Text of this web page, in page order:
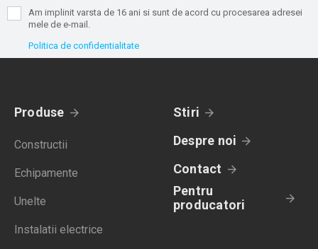
Am implinit varsta de 16 ani si sunt de acord cu procesarea adresei
mele de e-mail.
Politica de confidentialitate
Produse
Constructii
Echipamente
Unelte
Instalatii electrice
Stiri
Despre noi
Contact
Pentru
producatori